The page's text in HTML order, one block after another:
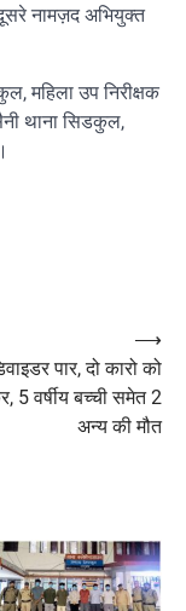
नामज़द अभियुक्त
महिला उप निरीक्षक
थाना सिडकुल,
पार, दो कारो को
5 वर्षीय बच्ची समेत 2
अन्य की मौत
⟶